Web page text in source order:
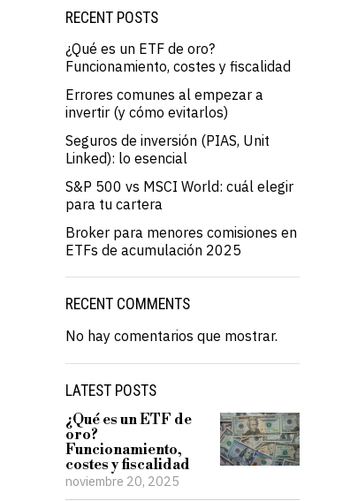
RECENT POSTS
¿Qué es un ETF de oro?
Funcionamiento, costes y fiscalidad
Errores comunes al empezar a
invertir (y cómo evitarlos)
Seguros de inversión (PIAS, Unit
Linked): lo esencial
S&P 500 vs MSCI World: cuál elegir
para tu cartera
Broker para menores comisiones en
ETFs de acumulación 2025
RECENT COMMENTS
No hay comentarios que mostrar.
LATEST POSTS
¿Qué es un ETF de
oro?
Funcionamiento,
costes y fiscalidad
noviembre 20, 2025